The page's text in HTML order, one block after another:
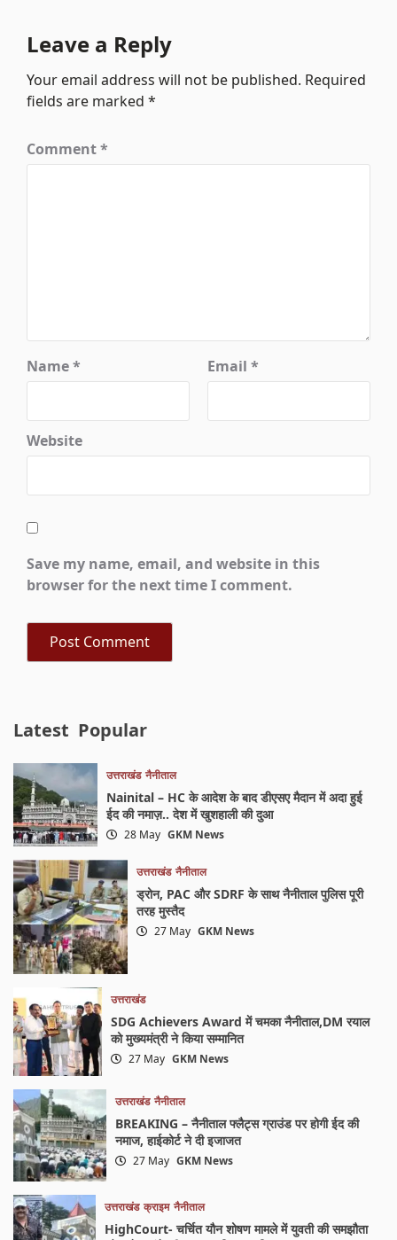
Leave a Reply
Your email address will not be published. Required
fields are marked*
Comment*
Name* Email *
Website
Save my name, email, and website in this
browser for the next time I comment.
Latest Popular
उत्तराखंड नैनीताल
Nainital – HC के आदेश के बाद डीएसए मैदान में अदा हुई
ईद की नमाज़.. देश में खुशहाली की दुआ
28 May GKM News
उत्तराखंड नैनीताल
ड्रोन, PAC और SDRF के साथ नैनीताल पुलिस पूरी
तरह मुस्तैद
27 May GKM News
उत्तराखंड
SDG Achievers Award में चमका नैनीताल,DM रयाल
को मुख्यमंत्री ने किया सम्मानित
27 May GKM News
उत्तराखंड नैनीताल
BREAKING – नैनीताल फ्लैट्स ग्राउंड पर होगी ईद की
नमाज, हाईकोर्ट ने दी इजाजत
27 May GKM News
उत्तराखंड क्राइम नैनीताल
HighCourt- चर्चित यौन शोषण मामले में युवती की समझौता